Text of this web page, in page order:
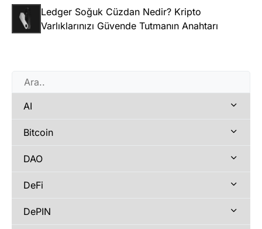
Ledger Soğuk Cüzdan Nedir? Kripto
Varlıklarınızı Güvende Tutmanın Anahtarı
AI
Bitcoin
DAO
DeFi
DePIN